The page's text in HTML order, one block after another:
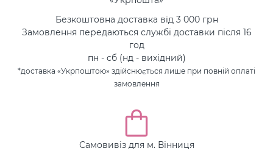
Безкоштовна доставка від 3 000 грн
Замовлення передаються службі доставки після 16
год
пн - сб (нд - вихідний)
*доставка «Укрпоштою» здійснюється лише при повній оплаті
замовлення
Самовивіз для м. Вінниця